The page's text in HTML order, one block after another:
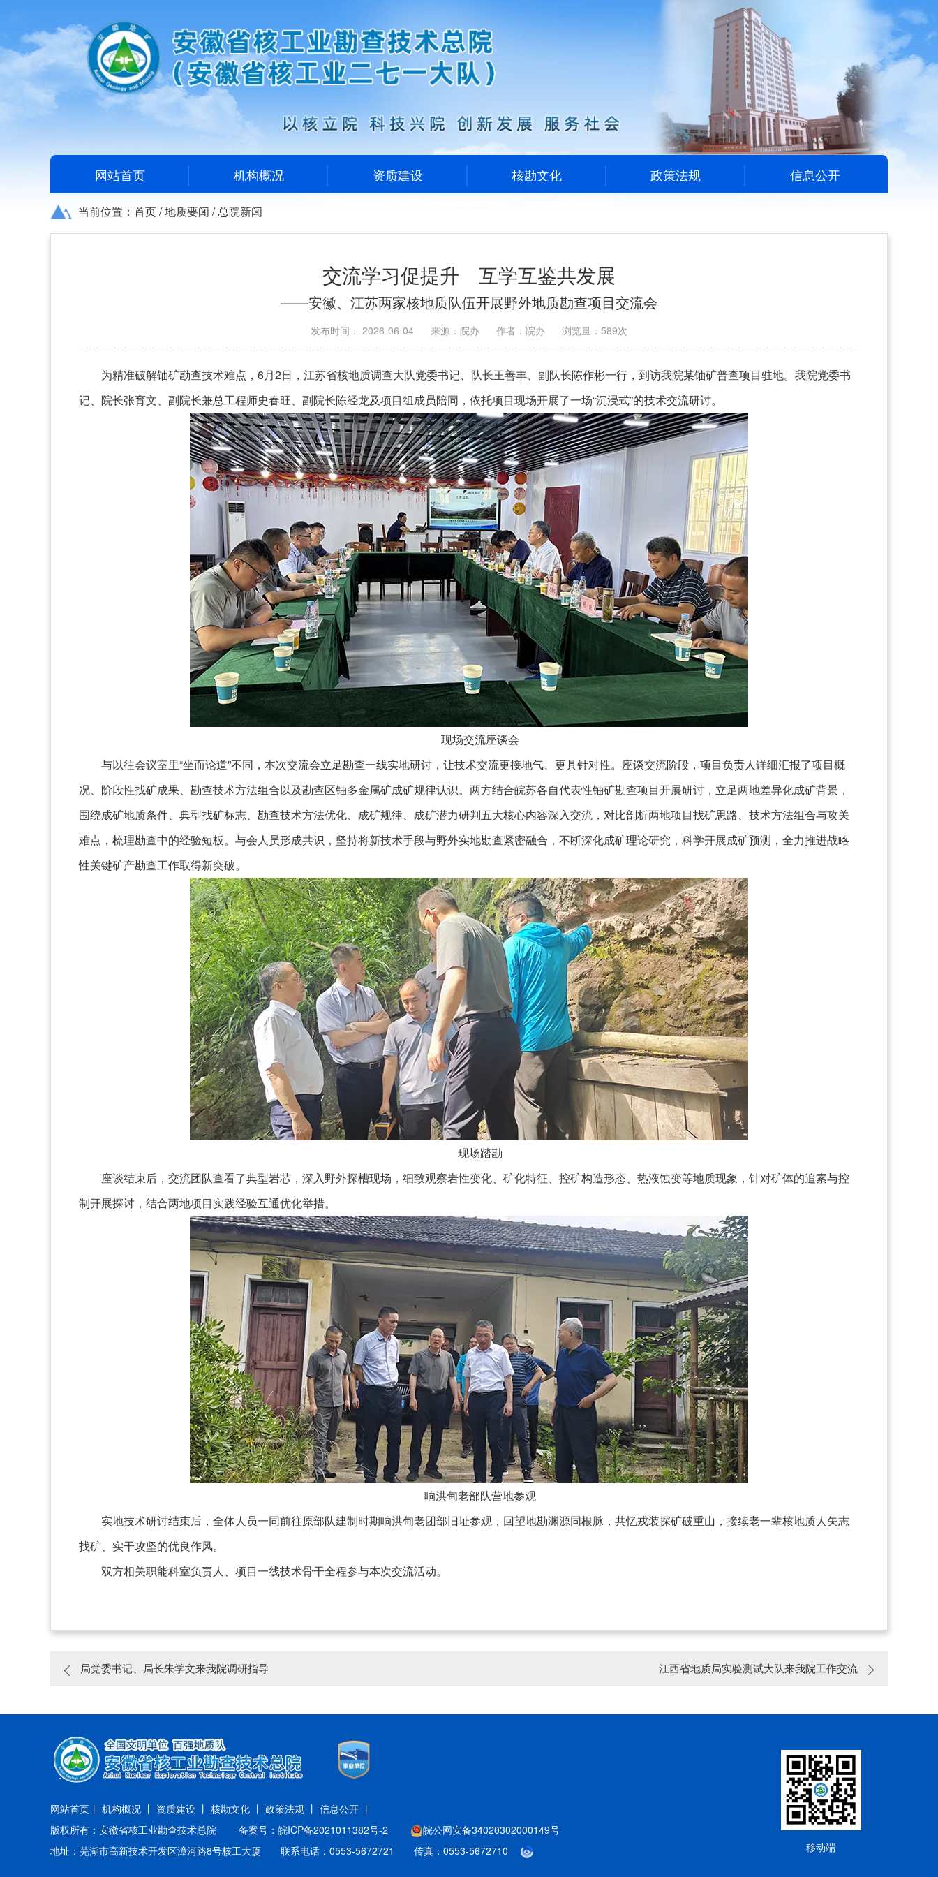
网站首页 机构概况 资质建设 核勘文化 政策法规 信息公开
当前位置： 首页/地质要闻 /总院新闻
交流学习促提升 互学互鉴共发展
——安徽、江苏两家核地质队伍开展野外地质勘查项目交流会
发布时间： 2026-06-04 来源：院办 作者：院办 浏览量： 589次
为精准破解铀矿勘查技术难点，6月2日，江苏省核地质调查大队党委书记、队长王善丰、副队长陈作彬一行，到访我院某铀矿普查项目驻地。我院党委书
记、院长张育文、副院长兼总工程师史春旺、副院长陈经龙及项目组成员陪同，依托项目现场开展了一场“沉浸式”的技术交流研讨。
现场交流座谈会
与以往会议室里“坐而论道”不同，本次交流会立足勘查一线实地研讨，让技术交流更接地气、更具针对性。座谈交流阶段，项目负责人详细汇报了项目概
况、阶段性找矿成果、勘查技术方法组合以及勘查区铀多金属矿成矿规律认识。两方结合皖苏各自代表性铀矿勘查项目开展研讨，立足两地差异化成矿背景，
围绕成矿地质条件、典型找矿标志、勘查技术方法优化、成矿规律、成矿潜力研判五大核心内容深入交流，对比剖析两地项目找矿思路、技术方法组合与攻关
难点，梳理勘查中的经验短板。与会人员形成共识，坚持将新技术手段与野外实地勘查紧密融合，不断深化成矿理论研究，科学开展成矿预测，全力推进战略
性关键矿产勘查工作取得新突破。
现场踏勘
座谈结束后，交流团队查看了典型岩芯，深入野外探槽现场，细致观察岩性变化、矿化特征、控矿构造形态、热液蚀变等地质现象，针对矿体的追索与控
制开展探讨，结合两地项目实践经验互通优化举措。
响洪甸老部队营地参观
实地技术研讨结束后，全体人员一同前往原部队建制时期响洪甸老团部旧址参观，回望地勘渊源同根脉，共忆戎装探矿破重山，接续老一辈核地质人矢志
找矿、实干攻坚的优良作风。
双方相关职能科室负责人、项目一线技术骨干全程参与本次交流活动。
局党委书记、局长朱学文来我院调研指导 江西省地质局实验测试大队来我院工作交流
网站首页丨 机构概况 丨 资质建设 丨 核勘文化 丨 政策法规 丨 信息公开 丨
版权所有：安徽省核工业勘查技术总院 备案号：皖ICP备2021011382号-2
皖公网安备34020302000149号
地址：芜湖市高新技术开发区漳河路8号核工大厦 联系电话：0553-5672721 传真：0553-5672710
移动端